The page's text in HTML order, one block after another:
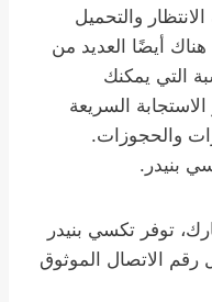
والتحميل
هناك أيضًا العديد من
التي يمكنك
السريعة
والحجوزات.
بنيدر.
توفر تكسي بنيدر
الاتصال الموثوق